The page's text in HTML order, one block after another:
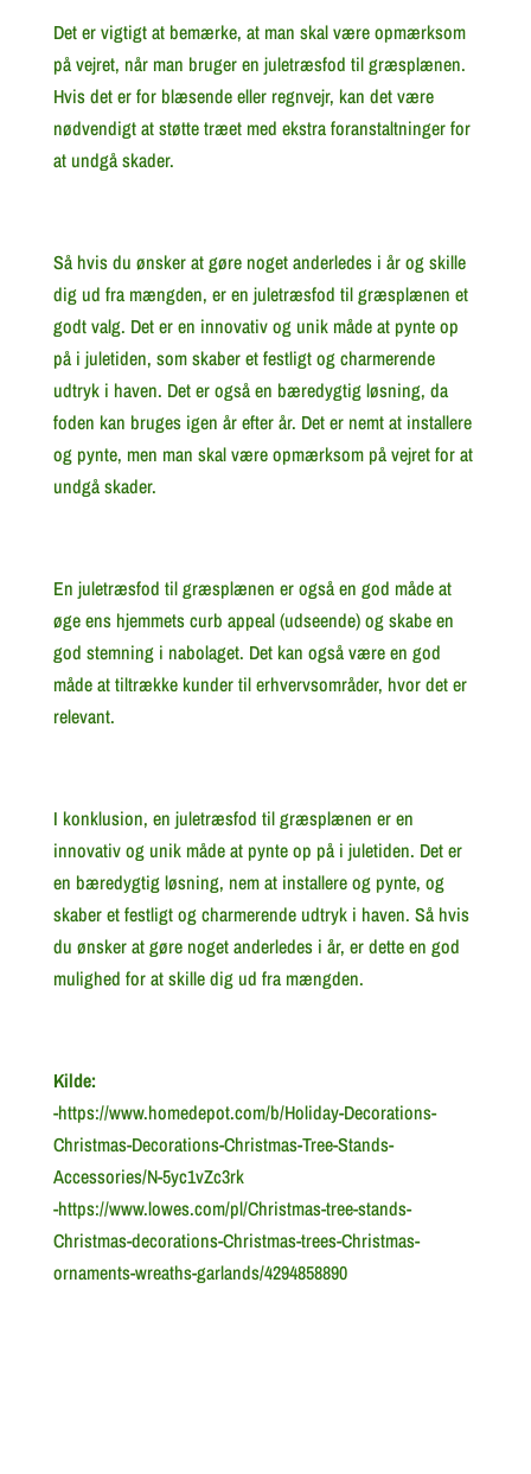
Det er vigtigt at bemærke, at man skal være opmærksom
på vejret, når man bruger en juletræsfod til græsplænen.
Hvis det er for blæsende eller regnvejr, kan det være
nødvendigt at støtte træet med ekstra foranstaltninger for
at undgå skader.
Så hvis du ønsker at gøre noget anderledes i år og skille
dig ud fra mængden, er en juletræsfod til græsplænen et
godt valg. Det er en innovativ og unik måde at pynte op
på i juletiden, som skaber et festligt og charmerende
udtryk i haven. Det er også en bæredygtig løsning, da
foden kan bruges igen år efter år. Det er nemt at installere
og pynte, men man skal være opmærksom på vejret for at
undgå skader.
En juletræsfod til græsplænen er også en god måde at
øge ens hjemmets curb appeal (udseende) og skabe en
god stemning i nabolaget. Det kan også være en god
måde at tiltrække kunder til erhvervsområder, hvor det er
relevant.
I konklusion, en juletræsfod til græsplænen er en
innovativ og unik måde at pynte op på i juletiden. Det er
en bæredygtig løsning, nem at installere og pynte, og
skaber et festligt og charmerende udtryk i haven. Så hvis
du ønsker at gøre noget anderledes i år, er dette en god
mulighed for at skille dig ud fra mængden.
Kilde:
-https://www.homedepot.com/b/Holiday-Decorations-
Christmas-Decorations-Christmas-Tree-Stands-
Accessories/N-5yc1vZc3rk
-https://www.lowes.com/pl/Christmas-tree-stands-
Christmas-decorations-Christmas-trees-Christmas-
ornaments-wreaths-garlands/4294858890